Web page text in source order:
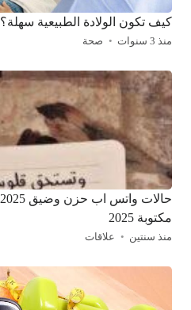
كيف تكون الولادة الطبيعية سهلة؟
منذ 3 سنوات صحة
مكتوبة 2025
منذ سنتين علاقات